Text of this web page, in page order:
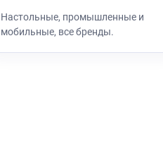
Настольные, промышленные и
мобильные, все бренды.